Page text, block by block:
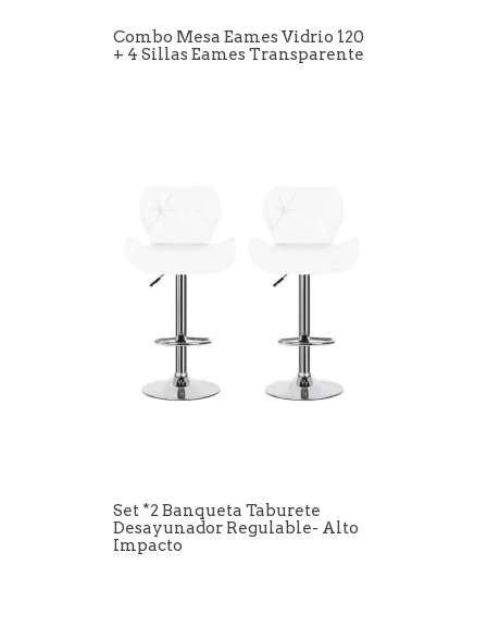
Combo Mesa Eames Vidrio 120
+ 4 Sillas Eames Transparente
Set *2 Banqueta Taburete
Desayunador Regulable- Alto
Impacto